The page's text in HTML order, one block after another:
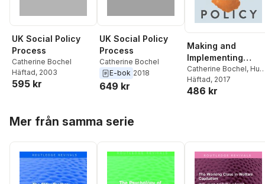
UK Social Policy
Process
Catherine Bochel
Häftad, 2003
595 kr
UK Social Policy
Process
Catherine Bochel
E-bok 2018
649 kr
Making and
Implementing
Public Policy
Catherine Bochel,
Bochel
Häftad, 2017
486 kr
Mer från samma serie